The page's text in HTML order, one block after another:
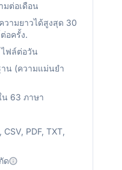
มต่อเดือน
ามยาวได้สูงสุด 30
อครั้ง.
ฟล์ต่อวัน
น (ความแม่นยำ
น 63 ภาษา
PDF, TXT,
ด